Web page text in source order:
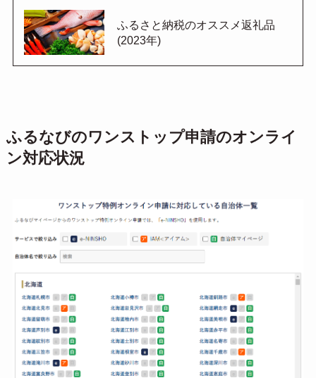
ふるさと納税のオススメ返礼品
(2023年)
ふるなびのワンストップ申請のオンライ
ン対応状況